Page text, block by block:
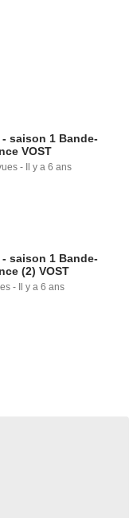
saison 1 Bande-
VOST
- Il y a 6 ans
saison 1 Bande-
(2) VOST
- Il y a 6 ans